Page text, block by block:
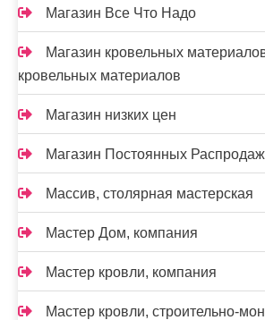
Магазин Все Что Надо
Магазин кровельных
кровельных материалов
Магазин низких цен
Магазин Постоянных Распродаж
Массив, столярная мастерская
Мастер Дом, компания
Мастер кровли, компания
Мастер кровли, строительно-